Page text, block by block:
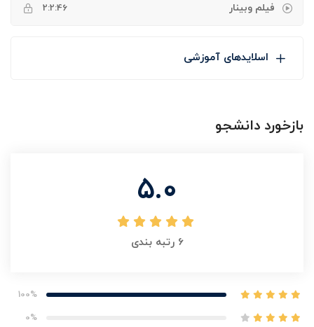
فیلم وبینار 2:2:46
اسلایدهای آموزشی
بازخورد دانشجو
5.0
6 رتبه بندی
100%
0%